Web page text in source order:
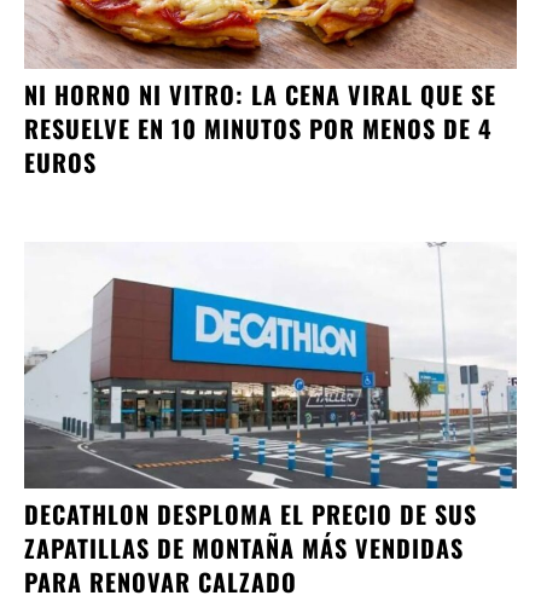
NI HORNO NI VITRO: LA CENA VIRAL QUE SE
RESUELVE EN 10 MINUTOS POR MENOS DE 4
EUROS
DECATHLON DESPLOMA EL PRECIO DE SUS
ZAPATILLAS DE MONTAÑA MÁS VENDIDAS
PARA RENOVAR CALZADO